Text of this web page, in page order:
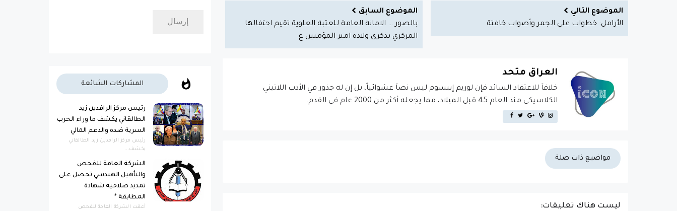
الموضوع التالي
الأرامل: خطوات على الجمر وأصوات خافتة
الموضوع السابق
بالصور … الامانة العامة للعتبة العلوية تقيم احتفالها
المركزي بذكرى ولادة امير المؤمنين ع
العراق متحد
خلافاَ للاعتقاد السائد فإن لوريم إيبسوم ليس نصاَ عشوائياً، بل إن له جذور في الأدب اللاتيني
الكلاسيكي منذ العام 45 قبل الميلاد، مما يجعله أكثر من 2000 عام في القدم.
مواضيع ذات صلة
ليست هناك تعليقات:
المشاركات الشائعة
رئيس مركز الرافدين زيد
الطالقاني يكشف ما وراء الحرب
السرية ضده والدعم المالي
رئيس مركز الرافدين زيد الطالقاني
يكشف...
الشركة العامة للفحص
والتأهيل الهندسي تحصل على
تمديد صلاحية شهادة
المطابقة *
أعلنت الشركة العامة للفحص